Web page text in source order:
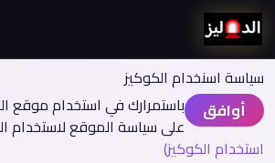
سياسة اسنخدام الكوكيز
أوافق
باستمرارك في استخدام موقع
على سياسة الموقع لاستخدام
استخدام الكوكيز)